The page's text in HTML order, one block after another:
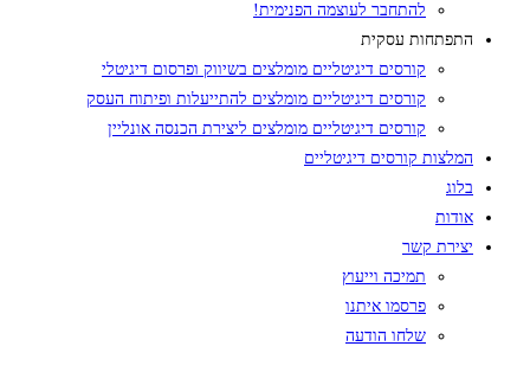
להתחבר לעוצמה הפנימית!
התפתחות עסקית
קורסים דיגיטליים מומלצים בשיווק ופרסום דיגיטלי
קורסים דיגיטליים מומלצים להתייעלות ופיתוח העסק
קורסים דיגיטליים מומלצים ליצירת הכנסה אונליין
המלצות קורסים דיגיטליים
בלוג
אודות
יצירת קשר
תמיכה וייעוץ
פרסמו איתנו
שלחו הודעה